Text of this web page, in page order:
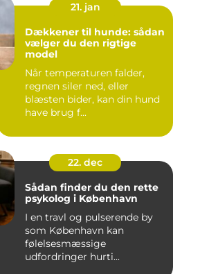
21. jan
Dækkener til hunde: sådan
vælger du den rigtige
model
Når temperaturen falder,
regnen siler ned, eller
blæsten bider, kan din hund
have brug f...
22. dec
Sådan finder du den rette
psykolog i København
I en travl og pulserende by
som København kan
følelsesmæssige
udfordringer hurti...